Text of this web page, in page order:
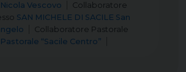
Vescovo
Collaboratore
SAN MICHELE DI SACILE San
Collaboratore Pastorale
“Sacile Centro”